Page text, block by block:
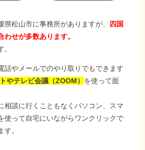
県松山市に事務所がありますが、
四国
わせが多数あります。
。
話やメールでのやり取りでもできます
やテレビ会議（ZOOM） を使って面
相談に行くこともなくパソコン、スマ
使って自宅にいながらワンクリックで
。